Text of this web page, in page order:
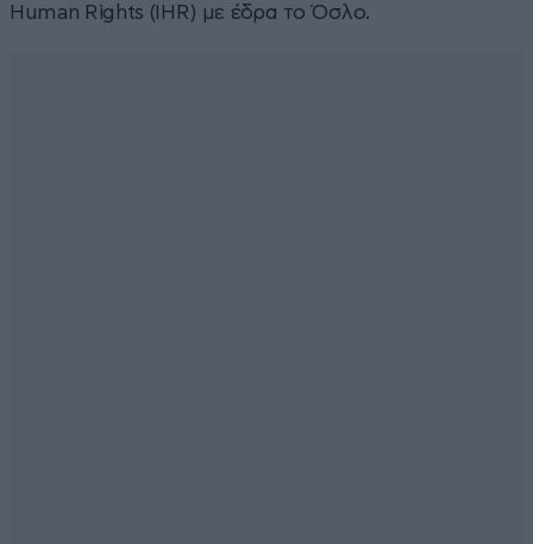
Human Rights (IHR) με έδρα το Όσλο.